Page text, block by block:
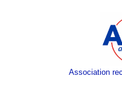
Association